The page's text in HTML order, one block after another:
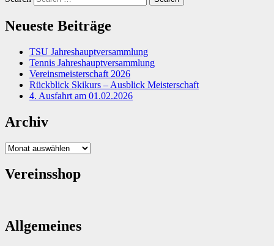
Neueste Beiträge
TSU Jahreshauptversammlung
Tennis Jahreshauptversammlung
Vereinsmeisterschaft 2026
Rückblick Skikurs – Ausblick Meisterschaft
4. Ausfahrt am 01.02.2026
Archiv
Archiv
Vereinsshop
Allgemeines